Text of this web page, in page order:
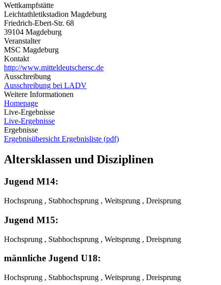
Wettkampfstätte
Leichtathletikstadion Magdeburg
Friedrich-Ebert-Str. 68
39104 Magdeburg
Veranstalter
MSC Magdeburg
Kontakt
http://www.mitteldeutschersc.de
Ausschreibung
Ausschreibung bei LADV
Weitere Informationen
Homepage
Live-Ergebnisse
Live-Ergebnisse
Ergebnisse
Ergebnisübersicht Ergebnisliste (pdf)
Altersklassen und Disziplinen
Jugend M14:
Hochsprung , Stabhochsprung , Weitsprung , Dreisprung
Jugend M15:
Hochsprung , Stabhochsprung , Weitsprung , Dreisprung
männliche Jugend U18:
Hochsprung , Stabhochsprung , Weitsprung , Dreisprung